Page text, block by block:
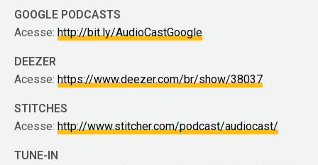
GOOGLE PODCASTS
Acesse:http://bit.ly/AudioCastGoogle
DEEZER
Acesse:https://www.deezer.com/br/show/38037
STITCHES
Acesse:http://www.stitcher.com/podcast/audiocast/
TUNE-IN